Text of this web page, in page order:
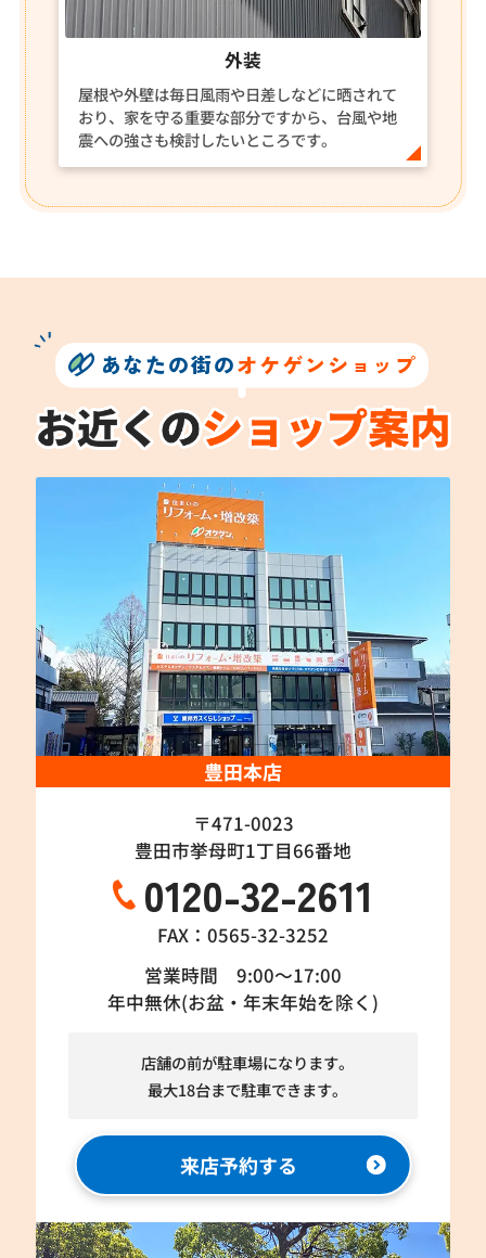
外装
屋根や外壁は毎日風雨や日差しなどに晒されて
おり、家を守る重要な部分ですから、台風や地
震への強さも検討したいところです。
あなたの街のオケゲンショップ
豊田本店
〒471-0023
豊田市挙母町1丁目66番地
0120-32-2611
FAX：0565-32-3252
営業時間 9:00～17:00
年中無休(お盆・年末年始を除く)
店舗の前が駐車場になります。
最大18台まで駐車できます。
来店予約する